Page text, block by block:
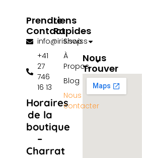
Prendre
Contact
info@iris.swiss
+41
27
746
16 13
Horaires
de la
boutique
–
Charrat
Liens
Rapides
Shop
À
Propos
Blog
Nous
contacter
Nous
Trouver